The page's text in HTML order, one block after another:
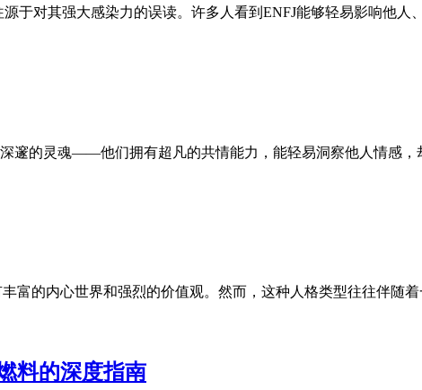
于对其强大感染力的误读。许多人看到ENFJ能够轻易影响他人
邃的灵魂——他们拥有超凡的共情能力，能轻易洞察他人情感，
富的内心世界和强烈的价值观。然而，这种人格类型往往伴
料的深度指南